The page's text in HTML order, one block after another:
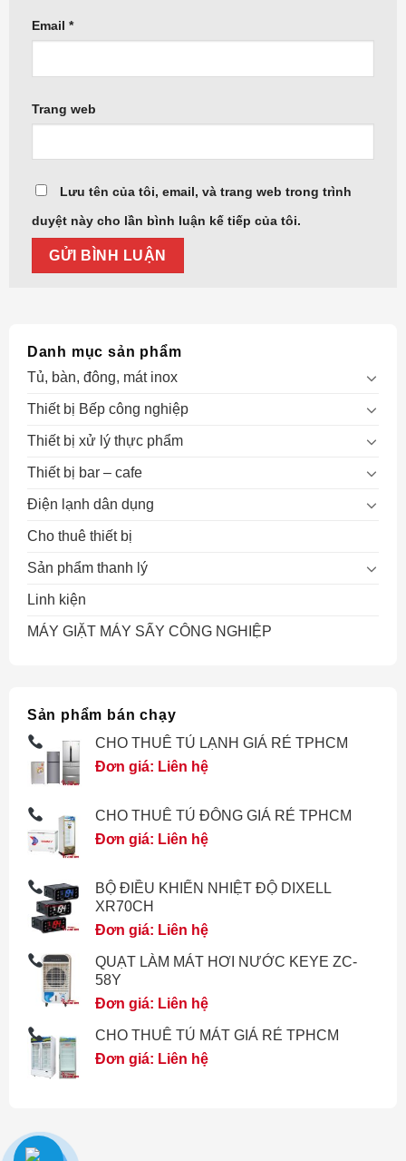
Email *
Trang web
Lưu tên của tôi, email, và trang web trong trình
duyệt này cho lần bình luận kế tiếp của tôi.
Danh mục sản phẩm
Tủ, bàn, đông, mát inox
Thiết bị Bếp công nghiệp
Thiết bị xử lý thực phẩm
Thiết bị bar – cafe
Điện lạnh dân dụng
Cho thuê thiết bị
Sản phẩm thanh lý
Linh kiện
MÁY GIẶT MÁY SẤY CÔNG NGHIỆP
Sản phẩm bán chạy
CHO THUÊ TỦ LẠNH GIÁ RẺ TPHCM
Đơn giá: Liên hệ
CHO THUÊ TỦ ĐÔNG GIÁ RẺ TPHCM
Đơn giá: Liên hệ
BỘ ĐIỀU KHIỂN NHIỆT ĐỘ DIXELL
XR70CH
Đơn giá: Liên hệ
QUẠT LÀM MÁT HƠI NƯỚC KEYE ZC-
58Y
Đơn giá: Liên hệ
CHO THUÊ TỦ MÁT GIÁ RẺ TPHCM
Đơn giá: Liên hệ